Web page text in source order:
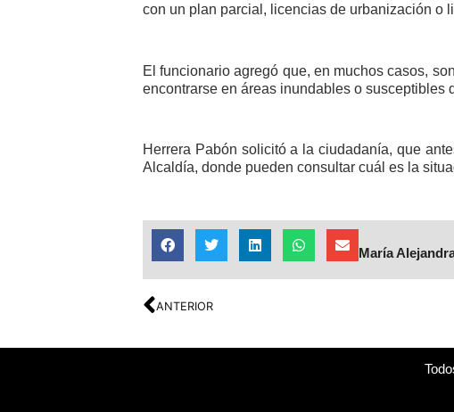
con un plan parcial, licencias de urbanización o
El funcionario agregó que, en muchos casos,
encontrarse en áreas inundables o
Herrera Pabón solicitó a la ciudadanía, que
Alcaldía, donde pueden consultar cuál es la
María
ANTERIOR